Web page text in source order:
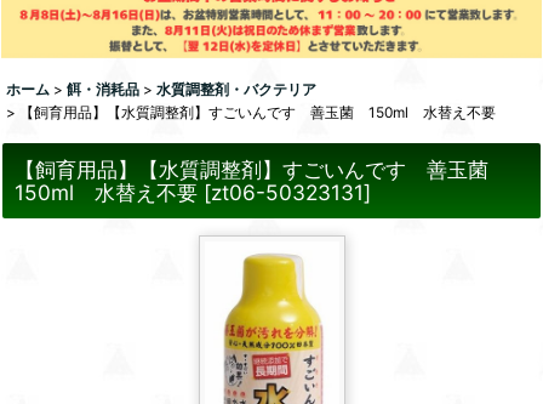
ホーム > 餌・消耗品 > 水質調整剤・バクテリア
>
【飼育用品】【水質調整剤】すごいんです 善玉菌 150ml 水替え不要
【飼育用品】【水質調整剤】すごいんです 善玉菌
150ml 水替え不要 [zt06-50323131]